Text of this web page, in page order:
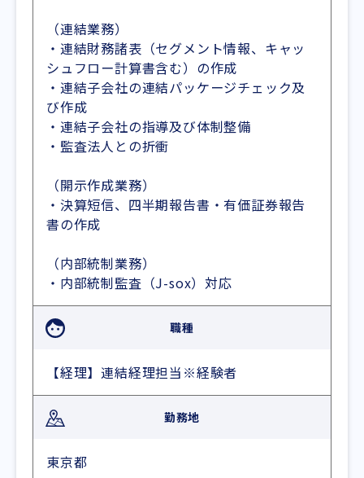
（連結業務）
・連結財務諸表（セグメント情報、キャッ
シュフロー計算書含む）の作成
・連結子会社の連結パッケージチェック及
び作成
・連結子会社の指導及び体制整備
・監査法人との折衝
（開示作成業務）
・決算短信、四半期報告書・有価証券報告
書の作成
（内部統制業務）
・内部統制監査（J-sox）対応
職種
【経理】連結経理担当※経験者
勤務地
東京都